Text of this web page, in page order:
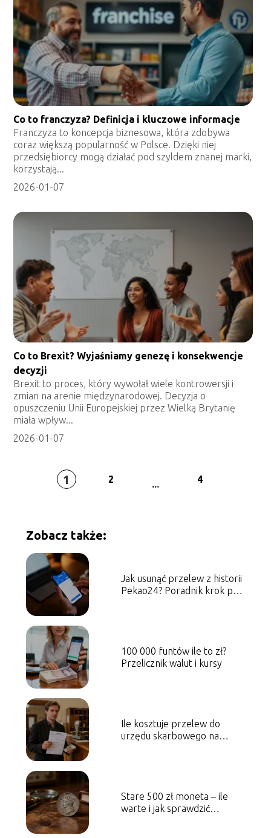
Co to franczyza? Definicja i kluczowe informacje
Franczyza to koncepcja biznesowa, która zdobywa
coraz większą popularność w Polsce. Dzięki niej
przedsiębiorcy mogą działać pod szyldem znanej marki,
korzystają...
2026-01-07
Co to Brexit? Wyjaśniamy genezę i konsekwencje
decyzji
Brexit to proces, który wywołał wiele kontrowersji i
zmian na arenie międzynarodowej. Decyzja o
opuszczeniu Unii Europejskiej przez Wielką Brytanię
miała wpływ...
2026-01-07
1 2 ... 4
Zobacz także:
Jak usunąć przelew z historii
Pekao24? Poradnik krok po
100 000 funtów ile to zł?
Przelicznik walut i kursy
Ile kosztuje przelew do
urzędu skarbowego na
Stare 500 zł moneta – ile
warte i jak sprawdzić